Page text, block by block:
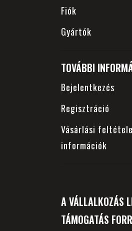
Fiók
Gyártók
TOVÁBBI
Bejelentkezés
Regisztráció
Vásárlási
információk
A VÁLLALKOZÁS
TÁMOGATÁS